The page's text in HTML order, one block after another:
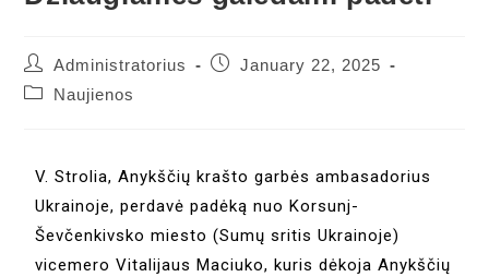
Administratorius
January 22, 2025
Naujienos
V. Strolia, Anykščių krašto garbės ambasadorius
Ukrainoje, perdavė padėką nuo Korsunj-
Ševčenkivsko miesto (Sumų sritis Ukrainoje)
vicemero Vitalijaus Maciuko, kuris dėkoja Anykščių